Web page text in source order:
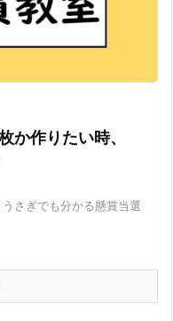
か作りたい時、
さぎでも分かる懸賞当選